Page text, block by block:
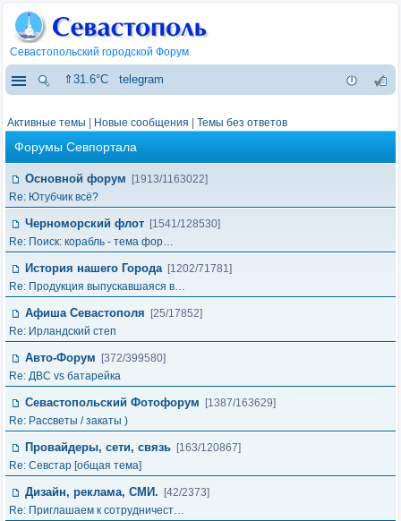
Севастопольский городской Форум
⇑31.6°C telegram
Активные темы Новые сообщения Темы без ответов
Форумы Севпортала
Основной форум
[1913/1163022]
Re: Ютубчик всё?
Черноморский флот [1541/128530]
Re: Поиск: корабль - тема фор…
История нашего Города [1202/71781]
Re: Продукция выпускавшаяся в…
Афиша Севастополя
[25/17852]
Re: Ирландский степ
Авто-Форум
[372/399580]
Re: ДВС vs батарейка
Севастопольский Фотофорум
[1387/163629]
Re: Рассветы / закаты )
Провайдеры, сети, связь [163/120867]
Re: Cевстар [общая тема]
Дизайн, реклама, СМИ.
[42/2373]
Re: Приглашаем к сотрудничест…